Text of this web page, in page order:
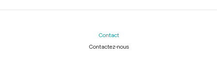
Contact
Contactez-nous